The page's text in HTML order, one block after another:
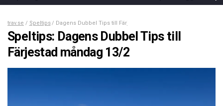
trav.se Speltips Dagens Dubbel Tips till Färjestad måndag 13/2
Speltips: Dagens Dubbel Tips till
Färjestad måndag 13/2